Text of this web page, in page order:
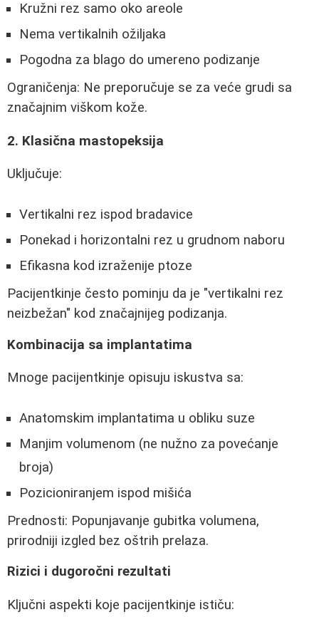
Kružni rez samo oko areole
Nema vertikalnih ožiljaka
Pogodna za blago do umereno podizanje
Ograničenja: Ne preporučuje se za veće grudi sa
značajnim viškom kože.
2. Klasična mastopeksija
Uključuje:
Vertikalni rez ispod bradavice
Ponekad i horizontalni rez u grudnom naboru
Efikasna kod izraženije ptoze
Pacijentkinje često pominju da je "vertikalni rez
neizbežan" kod značajnijeg podizanja.
Kombinacija sa implantatima
Mnoge pacijentkinje opisuju iskustva sa:
Anatomskim implantatima u obliku suze
Manjim volumenom (ne nužno za povećanje
broja)
Pozicioniranjem ispod mišića
Prednosti: Popunjavanje gubitka volumena,
prirodniji izgled bez oštrih prelaza.
Rizici i dugoročni rezultati
Ključni aspekti koje pacijentkinje ističu: